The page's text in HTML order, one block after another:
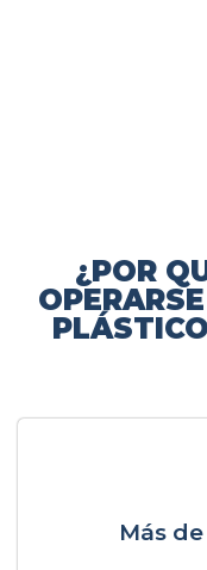
¿POR
Más